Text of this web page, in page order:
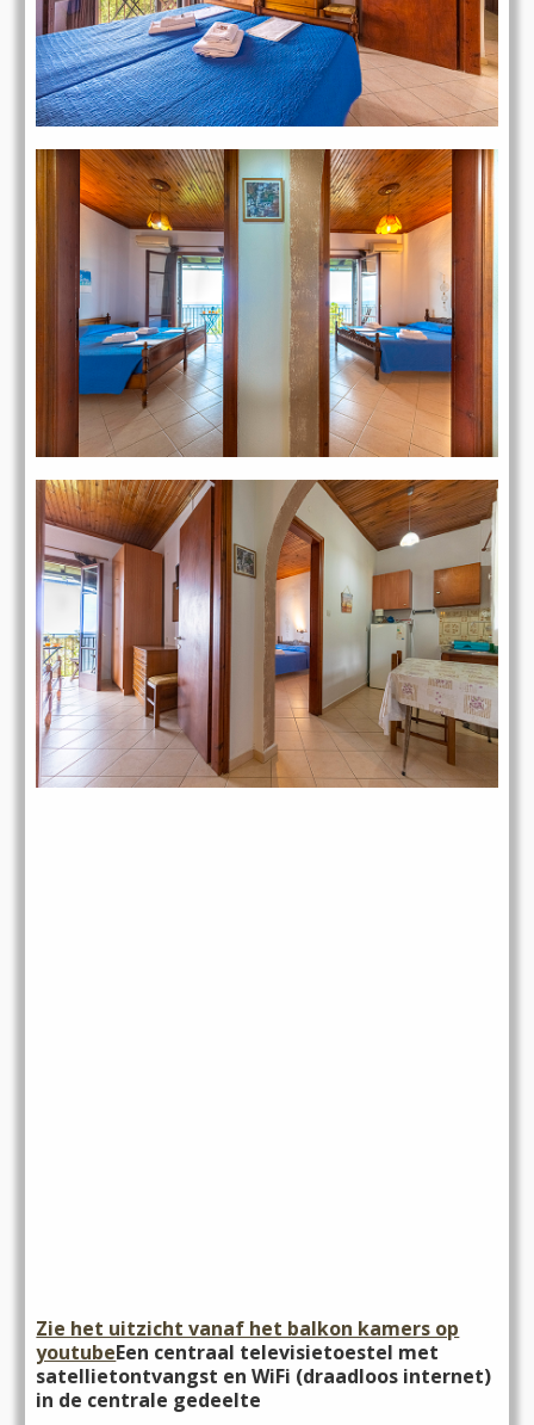
Zie het uitzicht vanaf het balkon kamers op
youtubeEen centraal televisietoestel met
satellietontvangst en WiFi (draadloos internet)
in de centrale gedeelte